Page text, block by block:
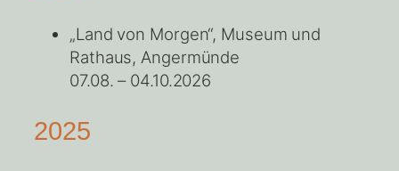
„Land von Morgen“, Museum und
Rathaus, Angermünde
07.08. – 04.10.2026
2025